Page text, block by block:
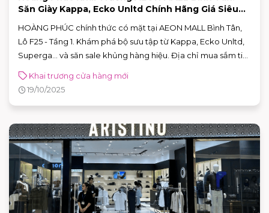
Săn Giày Kappa, Ecko Unltd Chính Hãng Giá Siêu
HOÀNG PHÚC chính thức có mặt tại AEON MALL Bình Tân,
Lô F25 - Tầng 1. Khám phá bộ sưu tập từ Kappa, Ecko Unltd,
Superga... và săn sale khủng hàng hiệu. Địa chỉ mua sắm tin
Khai trương cửa hàng mới
19/10/2025